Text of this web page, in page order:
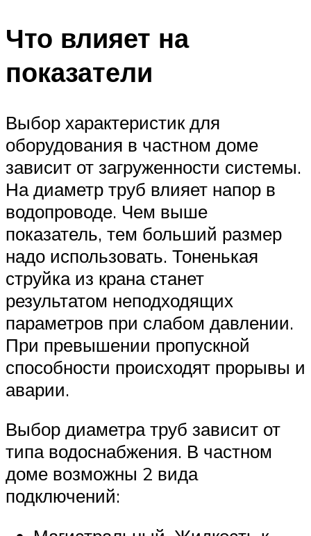
Что влияет на
показатели
Выбор характеристик для
оборудования в частном доме
зависит от загруженности системы.
На диаметр труб влияет напор в
водопроводе. Чем выше
показатель, тем больший размер
надо использовать. Тоненькая
струйка из крана станет
результатом неподходящих
параметров при слабом давлении.
При превышении пропускной
способности происходят прорывы и
аварии.
Выбор диаметра труб зависит от
типа водоснабжения. В частном
доме возможны 2 вида
подключений: